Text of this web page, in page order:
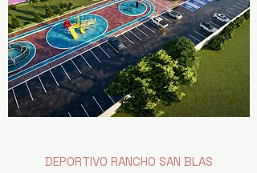
DEPORTIVO RANCHO SAN BLAS